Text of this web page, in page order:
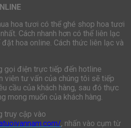
hoa tươi có thể ghé shop hoa tươi
Cách nhanh hơn có thể liên lạc
hoa online. Cách thức liên lạc và
gọi điện trực tiếp đến hotline
viên tư vấn của chúng tôi sẽ tiếp
cầu của khách hàng, sau đó thực
mong muốn của khách hàng.
truy cập vào
, nhấn vào cụm từ